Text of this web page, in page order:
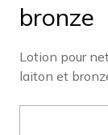
bronze
Lotion pour
laiton et